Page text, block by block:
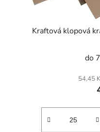
Kraftová klopová
do
54,45